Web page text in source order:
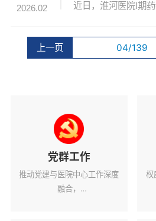
2026.02
上一页 04/139
党群工作
推动党建与医院中心工作深度
融合，
权